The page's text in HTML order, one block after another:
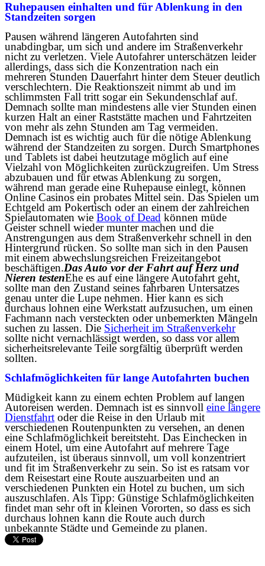
Ruhepausen einhalten und für Ablenkung in den
Standzeiten sorgen
Pausen während längeren Autofahrten sind
unabdingbar, um sich und andere im Straßenverkehr
nicht zu verletzen. Viele Autofahrer unterschätzen leider
allerdings, dass sich die Konzentration nach ein
mehreren Stunden Dauerfahrt hinter dem Steuer deutlich
verschlechtern. Die Reaktionszeit nimmt ab und im
schlimmsten Fall tritt sogar ein Sekundenschlaf auf.
Demnach sollte man mindestens alle vier Stunden einen
kurzen Halt an einer Raststätte machen und Fahrtzeiten
von mehr als zehn Stunden am Tag vermeiden.
Demnach ist es wichtig auch für die nötige Ablenkung
während der Standzeiten zu sorgen. Durch Smartphones
und Tablets ist dabei heutzutage möglich auf eine
Vielzahl von Möglichkeiten zurückzugreifen. Um Stress
abzubauen und für etwas Ablenkung zu sorgen,
während man gerade eine Ruhepause einlegt, können
Online Casinos ein probates Mittel sein. Das Spielen um
Echtgeld am Pokertisch oder an einem der zahlreichen
Spielautomaten wie Book of Dead können müde
Geister schnell wieder munter machen und die
Anstrengungen aus dem Straßenverkehr schnell in den
Hintergrund rücken. So sollte man sich in den Pausen
mit einem abwechslungsreichen Freizeitangebot
beschäftigen.Das Auto vor der Fahrt auf Herz und
Nieren testenEhe es auf eine längere Autofahrt geht,
sollte man den Zustand seines fahrbaren Untersatzes
genau unter die Lupe nehmen. Hier kann es sich
durchaus lohnen eine Werkstatt aufzusuchen, um einen
Fachmann nach versteckten oder unbemerkten Mängeln
suchen zu lassen. Die Sicherheit im Straßenverkehr
sollte nicht vernachlässigt werden, so dass vor allem
sicherheitsrelevante Teile sorgfältig überprüft werden
sollten.
Schlafmöglichkeiten für lange Autofahrten buchen
Müdigkeit kann zu einem echten Problem auf langen
Autoreisen werden. Demnach ist es sinnvoll eine längere
Dienstfahrt oder die Reise in den Urlaub mit
verschiedenen Routenpunkten zu versehen, an denen
eine Schlafmöglichkeit bereitsteht. Das Einchecken in
einem Hotel, um eine Autofahrt auf mehrere Tage
aufzuteilen, ist überaus sinnvoll, um voll konzentriert
und fit im Straßenverkehr zu sein. So ist es ratsam vor
dem Reisestart eine Route auszuarbeiten und an
verschiedenen Punkten ein Hotel zu buchen, um sich
auszuschlafen. Als Tipp: Günstige Schlafmöglichkeiten
findet man sehr oft in kleinen Vororten, so dass es sich
durchaus lohnen kann die Route auch durch
unbekannte Städte und Gemeinde zu planen.